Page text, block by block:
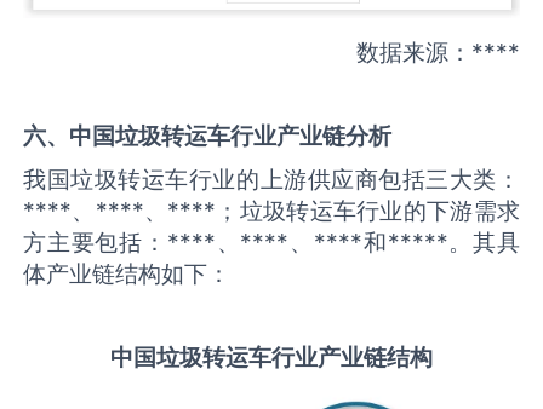
数据来源：****
六、中国垃圾转运车行业产业链分析
我国垃圾转运车行业的上游供应商包括三大类：
****、****、****；垃圾转运车行业的下游需求
方主要包括：****、****、****和*****。其具
体产业链结构如下：
中国垃圾转运车行业产业链结构